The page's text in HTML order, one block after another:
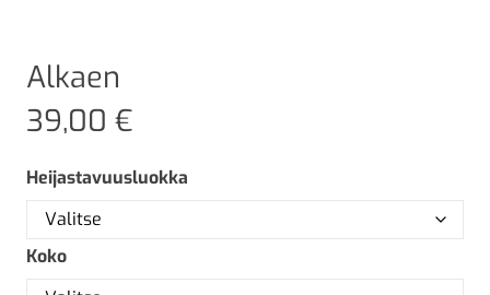
Alkaen
39,00 €
Heijastavuusluokka
Koko